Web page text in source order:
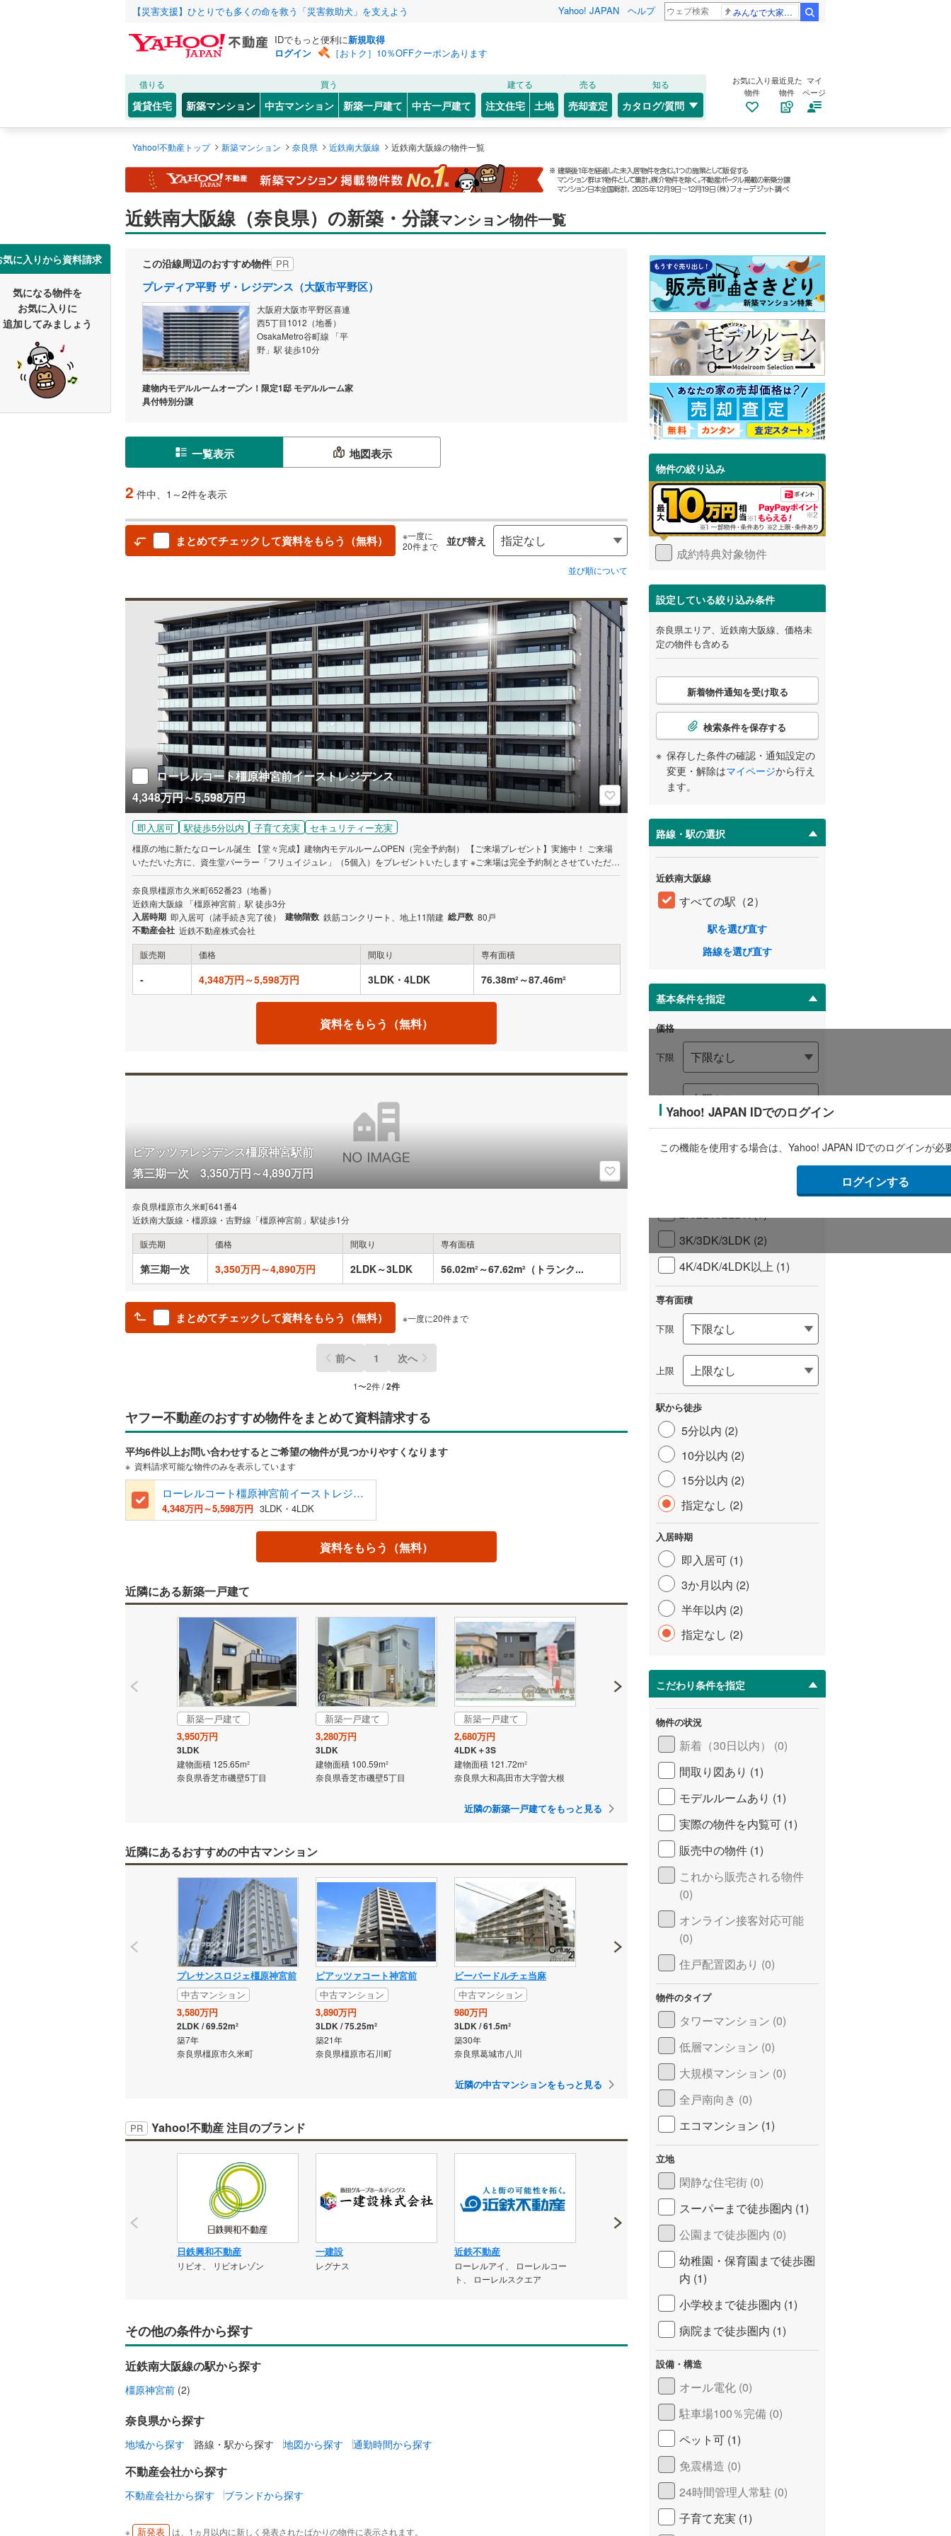
【災害支援】ひとりでも多くの命を救う「災害救助犬」を支えよう Yahoo! JAPAN ヘルプ みんなで大家さん 2881億円
IDでもっと便利に新規取得
ログイン
［おトク］10％OFFクーポンあります
借りる
賃貸住宅
買う
新築マンション 中古マンション 新築一戸建て 中古一戸建て
建てる
注文住宅 土地
売る
売却査定
知る
カタログ/質問
お気に入り
物件
最近見た
物件
マイ
ページ
Yahoo!不動産トップ> 新築マンション > 奈良県 > 近鉄南大阪線 > 近鉄南大阪線の物件一覧
近鉄南大阪線（奈良県）の新築・分譲マンション物件一覧
この沿線周辺のおすすめ物件 PR
プレディア平野 ザ・レジデンス（大阪市平野区）
大阪府大阪市平野区喜連
西5丁目1012（地番）
OsakaMetro谷町線 「平
野」駅 徒歩10分
建物内モデルルームオープン！限定1邸 モデルルーム家
具付特別分譲
一覧表示 地図表示
2 件中、1～2件を表示
まとめてチェックして資料をもらう（無料）
※一度に
20件まで
並び替え
並び順について
ローレルコート橿原神宮前イーストレジデンス
4,348万円～5,598万円
即入居可 駅徒歩5分以内 子育て充実 セキュリティー充実
橿原の地に新たなローレル誕生 【堂々完成】建物内モデルルームOPEN（完全予約制） 【ご来場プレゼント】実施中！ ご来場
いただいた方に、資生堂パーラー「フリュイジュレ」（5個入）をプレゼントいたします ※ご来場は完全予約制とさせていただい
ております。 希望される方は物件オフィシャルサイトの来場予約ボタン、もしくはお電話にてお申し込みください。 ※ご来場プ
レゼントは1世帯1回限りとなります。 アンケートにご記入いただき、モデルルームを見学された方に限らせていただきます。
未成年者のみのご来場はご遠慮ください。 数に限りがありますので、なくなり次第終了いたします。ご了承ください。 皆さまの
ご来場を心よりお待ち申し上げております。
奈良県橿原市久米町652番23（地番）
近鉄南大阪線 「橿原神宮前」駅 徒歩3分
入居時期 即入居可（諸手続き完了後） 建物階数 鉄筋コンクリート、地上11階建 総戸数 80戸
不動産会社 近鉄不動産株式会社
販売期
価格 間取り 専有面積
- 4,348万円～5,598万円 3LDK・4LDK 76.38m²～87.46m²
資料をもらう（無料）
ピアッツァレジデンス橿原神宮駅前
第三期一次 3,350万円～4,890万円
奈良県橿原市久米町641番4
近鉄南大阪線・橿原線・吉野線「橿原神宮前」駅徒歩1分
販売期
価格 間取り 専有面積
第三期一次 3,350万円～4,890万円 2LDK～3LDK 56.02m²～67.62m²（トランク...
まとめてチェックして資料をもらう（無料） ※一度に20件まで
前へ 1 次へ
1〜2件 /2件
ヤフー不動産のおすすめ物件をまとめて資料請求する
平均6件以上お問い合わせするとご希望の物件が見つかりやすくなります
資料請求可能な物件のみを表示しています
ローレルコート橿原神宮前イーストレジデンス
4,348万円～5,598万円 3LDK・4LDK
資料をもらう（無料）
近隣にある新築一戸建て
新築一戸建て
3,950万円
3LDK
建物面積 125.65m²
奈良県香芝市磯壁5丁目
新築一戸建て
3,280万円
3LDK
建物面積 100.59m²
奈良県香芝市磯壁5丁目
新築一戸建て
2,680万円
4LDK＋3S
建物面積 121.72m²
奈良県大和高田市大字曽大根
近隣の新築一戸建てをもっと見る
近隣にあるおすすめの中古マンション
プレサンスロジェ橿原神宮前
中古マンション
3,580万円
2LDK / 69.52m²
築7年
奈良県橿原市久米町
ピアッツァコート神宮前
中古マンション
3,890万円
3LDK / 75.25m²
築21年
奈良県橿原市石川町
ビーバードルチェ当麻
中古マンション
980万円
3LDK / 61.5m²
築30年
奈良県葛城市八川
近隣の中古マンションをもっと見る
PR Yahoo!不動産 注目のブランド
日鉄興和不動産
リビオ、 リビオレゾン
一建設
レグナス
近鉄不動産
ローレルアイ、 ローレルコー
ト、 ローレルスクエア
ザ・ライオンズ、 ライオンズ
その他の条件から探す
近鉄南大阪線の駅から探す
橿原神宮前 (2)
奈良県から探す
地域から探す 路線・駅から探す 地図から探す 通勤時間から探す
不動産会社から探す
不動産会社から探す ブランドから探す
※ 新発表 は、1ヵ月以内に新しく発表されたばかりの物件に表示されます。
気に入りから資料請求
気になる物件を
お気に入りに
追加してみましょう
物件の絞り込み
成約特典対象物件
設定している絞り込み条件
奈良県エリア、近鉄南大阪線、価格未
定の物件も含める
こ
検
条
件
を
受
け
る
・
条
ー
に
保
存
る
新着物件通知を受け取る
検索条件を保存する
保存した条件の確認・通知設定の
変更・解除はマイページから行え
ます。
Yahoo! JAPAN IDでのログイン
この機能を使用する場合は、Yahoo! JAPAN IDでのログインが必
ログインする
路線・駅の選択
近鉄南大阪線
すべての駅（2）
駅を選び直す
路線を選び直す
基本条件を指定
価格
下限
上限
価格未定の物件も含める
2K/2DK/2LDK (1)
3K/3DK/3LDK (2)
4K/4DK/4LDK以上 (1)
専有面積
下限
上限
駅から徒歩
5分以内 (2)
10分以内 (2)
15分以内 (2)
指定なし (2)
入居時期
即入居可 (1)
3か月以内 (2)
半年以内 (2)
指定なし (2)
こだわり条件を指定
物件の状況
新着（30日以内） (0)
間取り図あり (1)
モデルルームあり (1)
実際の物件を内覧可 (1)
販売中の物件 (1)
これから販売される物件
(0)
オンライン接客対応可能
(0)
住戸配置図あり (0)
物件のタイプ
タワーマンション (0)
低層マンション (0)
大規模マンション (0)
全戸南向き (0)
エコマンション (1)
立地
閑静な住宅街 (0)
スーパーまで徒歩圏内 (1)
公園まで徒歩圏内 (0)
幼稚園・保育園まで徒歩圏
内 (1)
小学校まで徒歩圏内 (1)
病院まで徒歩圏内 (1)
設備・構造
オール電化 (0)
駐車場100％完備 (0)
ペット可 (1)
免震構造 (0)
24時間管理人常駐 (0)
子育て充実 (1)